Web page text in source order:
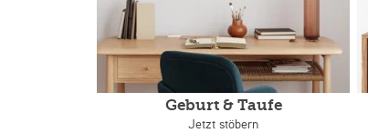
Geburt & Taufe
Jetzt stöbern